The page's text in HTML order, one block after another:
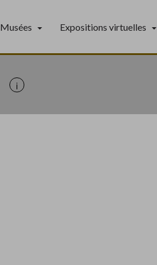
Musées Expositions virtuelles
Afficher les informations d'aide à